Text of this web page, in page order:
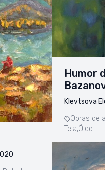
Humor
Klevtsova
Obras de
Tela,Óleo